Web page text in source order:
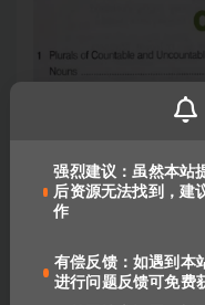
强烈建议：虽然本站
后资源无法找到，建
作
有偿反馈：如遇到本
进行问题反馈可免费